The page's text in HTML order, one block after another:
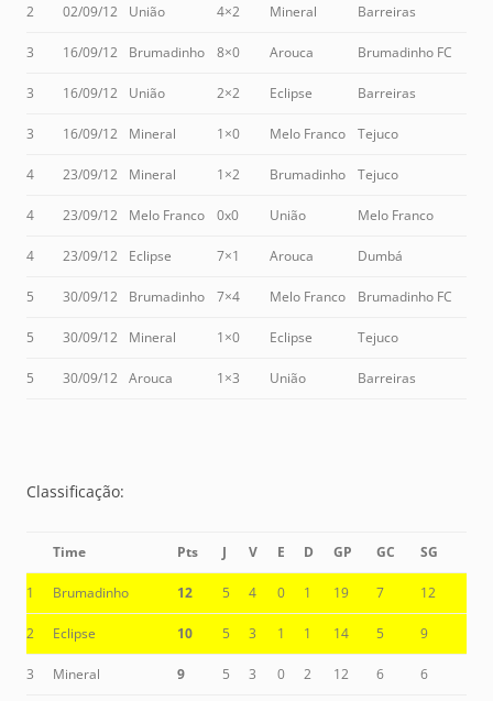
2 02/09/12 União 4×2 Mineral Barreiras
3 16/09/12 Brumadinho 8×0 Arouca Brumadinho FC
3 16/09/12 União 2×2 Eclipse Barreiras
3 16/09/12 Mineral 1×0 Melo Franco Tejuco
4 23/09/12 Mineral 1×2 Brumadinho Tejuco
4 23/09/12 Melo Franco 0x0 União Melo Franco
4 23/09/12 Eclipse 7×1 Arouca Dumbá
5 30/09/12 Brumadinho 7×4 Melo Franco Brumadinho FC
5 30/09/12 Mineral 1×0 Eclipse Tejuco
5 30/09/12 Arouca 1×3 União Barreiras
Classificação:
Time Pts J V E D GP GC SG
1 Brumadinho 12 5 4 0 1 19 7 12
2 Eclipse 10 5 3 1 1 14 5 9
3 Mineral 9 5 3 0 2 12 6 6